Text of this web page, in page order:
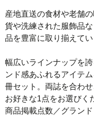
産地直送の食材や老舗
貨や洗練された服飾品
品を豊富に取り揃えてい
幅広いラインナップを
ンド感あふれるアイテ
冊セット。両誌を合わ
お好きな1点をお選びく
商品掲載点数／グラン